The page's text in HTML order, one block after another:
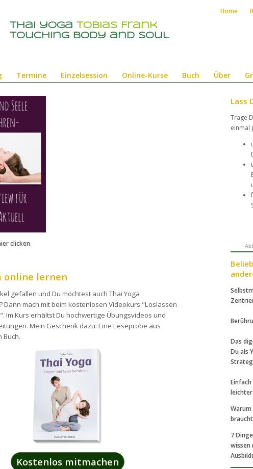
thai yoga Tobias Frank
touching body and soul
Home
Termine Einzelsession Online-Kurse Buch Über
clicken.
online lernen
gefallen und Du möchtest auch Thai Yoga
Dann mach mit beim kostenlosen Videokurs "Loslassen
Im Kurs erhältst Du hochwertige Übungsvideos und
Mein Geschenk dazu: Eine Leseprobe aus
Buch.
Kostenlos mitmachen
Lass
Trage
einmal
Das
Du als
Warum
braucht
7
wissen